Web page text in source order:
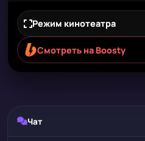
Режим кинотеатра
Смотреть на Boosty
Чат